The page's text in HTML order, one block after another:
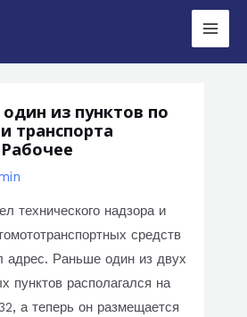
Main
из пунктов по
транспорта
технического надзора и
средств
Раньше один из двух
пунктов располагался на
а теперь он размещается